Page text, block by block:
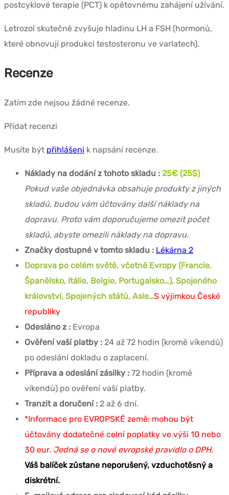
postcyklové terapie (PCT) k opětovnému zahájení užívání.
Letrozol skutečně zvyšuje hladinu LH a FSH (hormonů,
které obnovují produkci testosteronu ve varlatech).
Recenze
Zatím zde nejsou žádné recenze.
Přidat recenzi
Musíte být přihlášeni k napsání recenze.
Náklady na dodání z tohoto skladu : 25€ (25$)
Pokud vaše objednávka obsahuje produkty z jiných
skladů, budou vám účtovány další náklady na
dopravu. Proto vám doporučujeme omezit počet
skladů, abyste omezili náklady na dopravu.
Značky dostupné v tomto skladu : Lékárna 2
Doprava po celém světě, včetně Evropy (Francie,
Španělsko, Itálie, Belgie, Portugalsko…), Spojeného
království, Spojených států, Asie…S výjimkou České
republiky
Odesláno z : Evropa
Ověření vaší platby : 24 až 72 hodin (kromě víkendů)
po odeslání dokladu o zaplacení.
Příprava a odeslání zásilky : 72 hodin (kromě
víkendů) po ověření vaší platby.
Tranzit a doručení : 2 až 6 dní.
*Informace pro EVROPSKÉ země: mohou být
účtovány dodatečné celní poplatky ve výši 10 nebo
30 eur. Jedná se o nové evropské pravidlo o DPH.
Váš balíček zůstane neporušený, vzduchotěsný a
diskrétní.